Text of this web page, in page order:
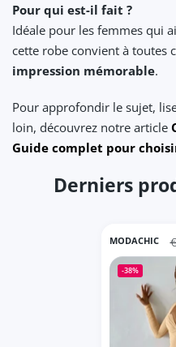
Pour qui est-il fait ?
Idéale pour les femmes qui
cette robe convient à toutes
impression mémorable.
Pour approfondir le sujet,
loin, découvrez notre article
Guide complet pour
Derniers
MODACHIC
-38%